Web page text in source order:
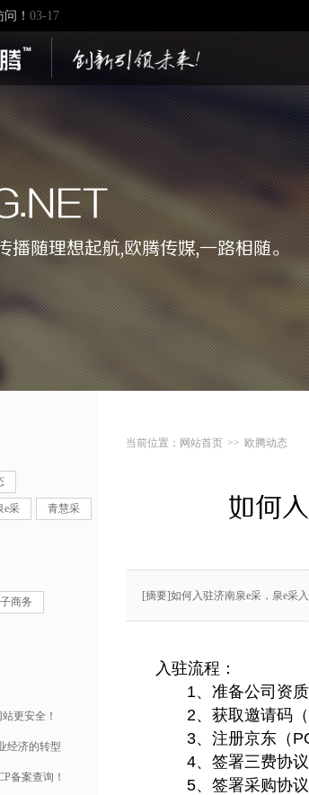
01-09
播随理想起航,欧腾传媒,一路相随。
e采 青慧采
商务
更安全！
经济的转型
备案查询！
网站首页 >> 欧腾动态
如何
[摘要]如何入驻济南泉e采，泉e采
入驻流程：
1、准备公司资质
2、获取邀请码（
3、注册京东（
4、签署三费协议
5、签署采购协议